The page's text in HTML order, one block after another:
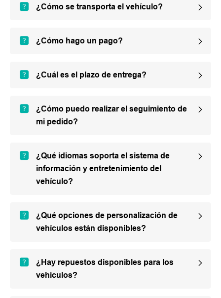
¿Cómo se transporta el vehículo?
¿Cómo hago un pago?
¿Cuál es el plazo de entrega?
¿Cómo puedo realizar el seguimiento de
mi pedido?
¿Qué idiomas soporta el sistema de
información y entretenimiento del
vehículo?
¿Qué opciones de personalización de
vehículos están disponibles?
¿Hay repuestos disponibles para los
vehículos?